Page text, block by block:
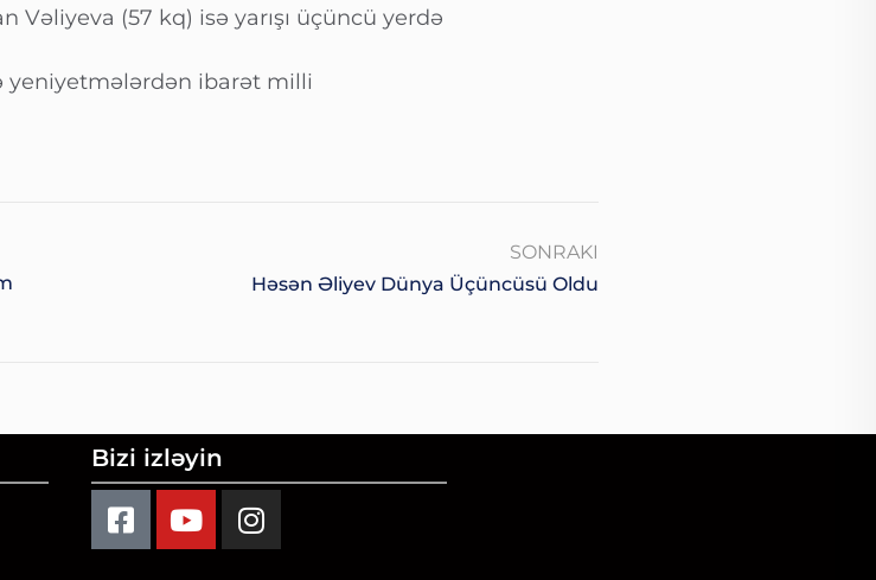
Vəliyeva (57 kq) isə yarışı üçüncü yerdə
yeniyetmələrdən ibarət milli
SONRAKI
Həsən Əliyev Dünya Üçüncüsü Oldu
Bizi izləyin